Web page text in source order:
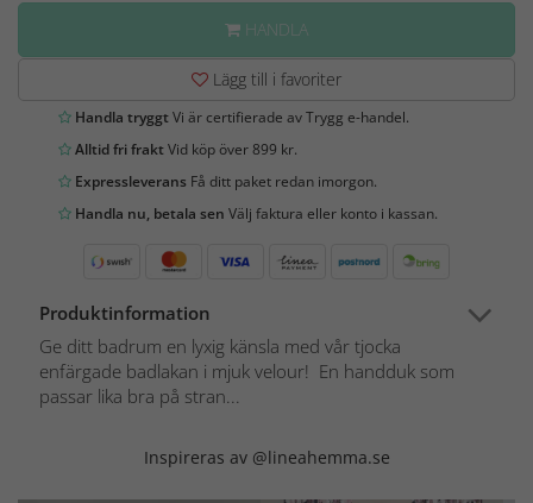
HANDLA
Lägg till i favoriter
Handla tryggtVi är certifierade av Trygg e-handel.
Alltid fri fraktVid köp över 899 kr.
Expressleverans Få ditt paket redan imorgon.
Handla nu, betala sen Välj faktura eller konto i kassan.
Produktinformation
Ge ditt badrum en lyxig känsla med vår tjocka
enfärgade badlakan i mjuk velour! En handduk som
passar lika bra på stran...
Inspireras av @lineahemma.se